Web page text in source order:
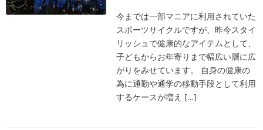
今までは一部マニアに利用されていた
スポーツサイクルですが、昨今スタイ
リッシュで健康的なアイテムとして、
子どもからお年寄りまで幅広い層に広
がりをみせています。 自身の健康の
為に通勤や通学の移動手段として利用
するケースが増え […]